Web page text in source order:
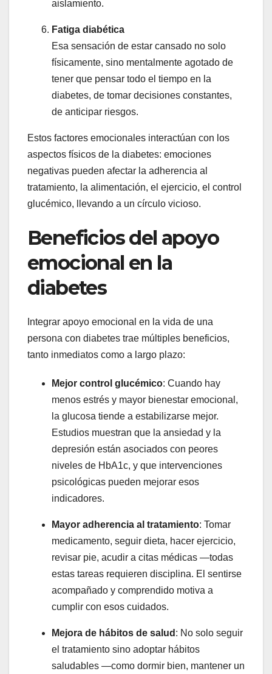
aislamiento.
Fatiga diabética
Esa sensación de estar cansado no solo
físicamente, sino mentalmente agotado de
tener que pensar todo el tiempo en la
diabetes, de tomar decisiones constantes,
de anticipar riesgos.
Estos factores emocionales interactúan con los
aspectos físicos de la diabetes: emociones
negativas pueden afectar la adherencia al
tratamiento, la alimentación, el ejercicio, el control
glucémico, llevando a un círculo vicioso.
Beneficios del apoyo
emocional en la
diabetes
Integrar apoyo emocional en la vida de una
persona con diabetes trae múltiples beneficios,
tanto inmediatos como a largo plazo:
Mejor control glucémico: Cuando hay
menos estrés y mayor bienestar emocional,
la glucosa tiende a estabilizarse mejor.
Estudios muestran que la ansiedad y la
depresión están asociados con peores
niveles de HbA1c, y que intervenciones
psicológicas pueden mejorar esos
indicadores.
Mayor adherencia al tratamiento: Tomar
medicamento, seguir dieta, hacer ejercicio,
revisar pie, acudir a citas médicas —todas
estas tareas requieren disciplina. El sentirse
acompañado y comprendido motiva a
cumplir con esos cuidados.
Mejora de hábitos de salud : No solo seguir
el tratamiento sino adoptar hábitos
saludables —como dormir bien, mantener un